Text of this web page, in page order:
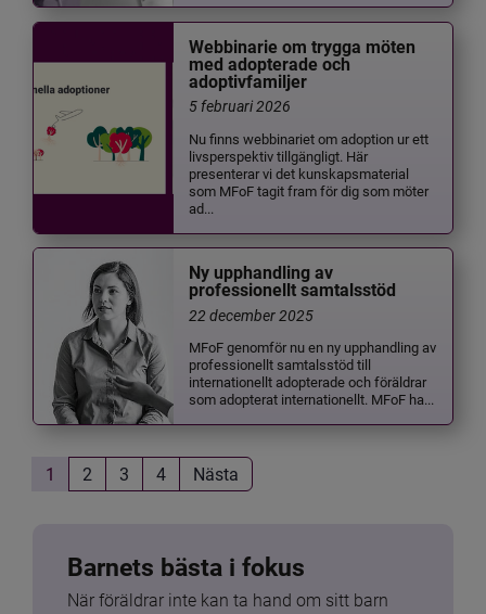
Webbinarie om trygga möten
med adopterade och
adoptivfamiljer
5 februari 2026
Nu finns webbinariet om adoption ur ett
livsperspektiv tillgängligt. Här
presenterar vi det kunskapsmaterial
som MFoF tagit fram för dig som möter
ad...
Ny upphandling av
professionellt samtalsstöd
22 december 2025
MFoF genomför nu en ny upphandling av
professionellt samtalsstöd till
internationellt adopterade och föräldrar
som adopterat internationellt. MFoF ha...
1 2 3 4 Nästa
Barnets bästa i fokus
När föräldrar inte kan ta hand om sitt barn